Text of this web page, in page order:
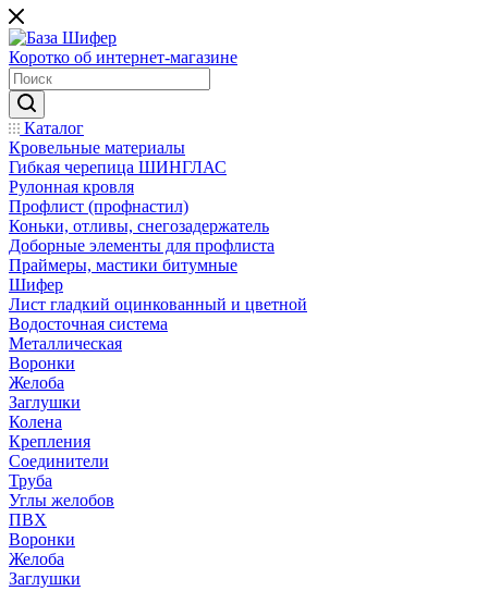
Коротко об интернет-магазине
Каталог
Кровельные материалы
Гибкая черепица ШИНГЛАС
Рулонная кровля
Профлист (профнастил)
Коньки, отливы, снегозадержатель
Доборные элементы для профлиста
Праймеры, мастики битумные
Шифер
Лист гладкий оцинкованный и цветной
Водосточная система
Металлическая
Воронки
Желоба
Заглушки
Колена
Крепления
Соединители
Труба
Углы желобов
ПВХ
Воронки
Желоба
Заглушки